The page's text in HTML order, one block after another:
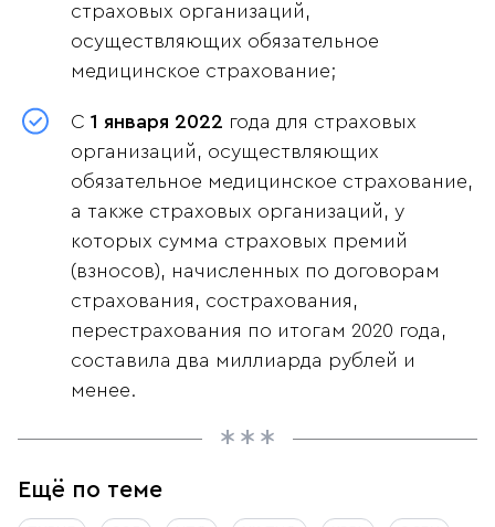
страховых организаций,
осуществляющих обязательное
медицинское страхование;
С 1 января 2022 года для страховых
организаций, осуществляющих
обязательное медицинское страхование,
а также страховых организаций, у
которых сумма страховых премий
(взносов), начисленных по договорам
страхования, сострахования,
перестрахования по итогам 2020 года,
составила два миллиарда рублей и
менее.
Ещё по теме